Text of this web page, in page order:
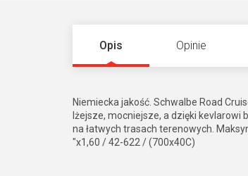
Opis Opinie
Niemiecka jakość. Schwalbe Road
lżejsze, mocniejsze, a dzięki
na łatwych trasach terenowych.
"x1,60 / 42-622 / (700x40C)